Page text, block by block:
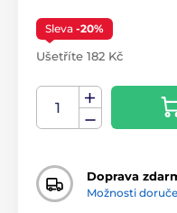
Sleva -20%
Ušetříte 182 Kč
Doprava
Možnosti